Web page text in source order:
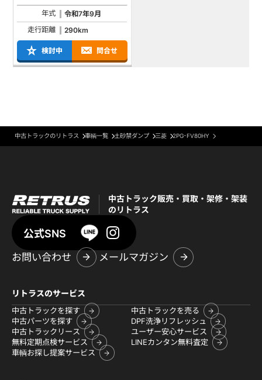
年式
令和7年9月
走行距離
290km
検討中 問合せ
中古トラックのリトラス 車輌一覧 土砂禁ダンプ 三菱 2PG-FV80HY
中古トラック販売・買取・架修・架装
のリトラス
公式SNS
お問い合わせ
メールマガジン
リトラスのサービス
中古トラックを探す
中古トラックを売る
中古パーツを探す
DPF洗浄リフレッシュ
中古トラックリース
ユーザー安心サービス
無料定期点検サービス
LINEカンタン無料査定
車輌お探し提案サービス